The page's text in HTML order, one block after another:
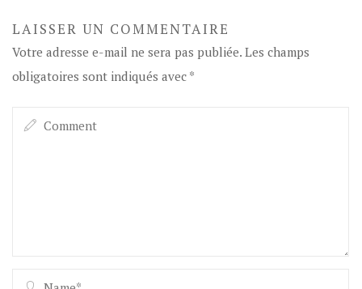
LAISSER UN COMMENTAIRE
Votre adresse e-mail ne sera pas publiée. Les champs
obligatoires sont indiqués avec *